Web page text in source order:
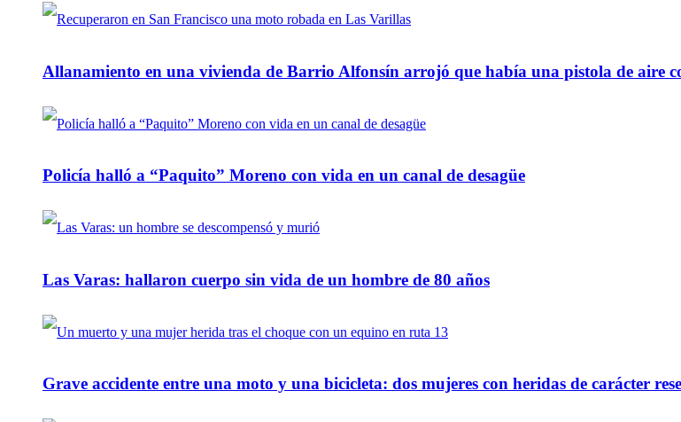
Allanamiento en una vivienda de Barrio Alfonsín arrojó que había una pistola de aire
Policía halló a “Paquito” Moreno con vida en un canal de desagüe
Las Varas: hallaron cuerpo sin vida de un hombre de 80 años
Grave accidente entre una moto y una bicicleta: dos mujeres con heridas de carácter